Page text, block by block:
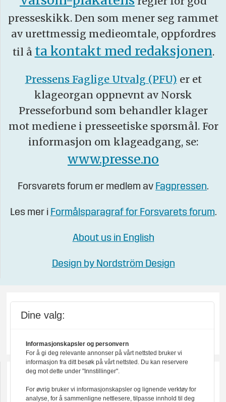
presseskikk. Den som mener seg rammet
av urettmessig medieomtale, oppfordres
til å ta kontakt med redaksjonen.
Pressens Faglige Utvalg (PFU) er et
klageorgan oppnevnt av Norsk
Presseforbund som behandler klager
mot mediene i presseetiske spørsmål. For
informasjon om klageadgang, se:
www.presse.no
Forsvarets forum er medlem av Fagpressen.
Les mer i Formålsparagraf for Forsvarets forum.
About us in English
Design by Nordström Design
Dine valg:
Informasjonskapsler og personvern
For å gi deg relevante annonser på vårt nettsted bruker vi
informasjon fra ditt besøk på vårt nettsted. Du kan reservere
deg mot dette under "Innstillinger".
For øvrig bruker vi informasjonskapsler og lignende verktøy for
analyse, for å sammenligne nettlesere, tilpasse innhold til deg